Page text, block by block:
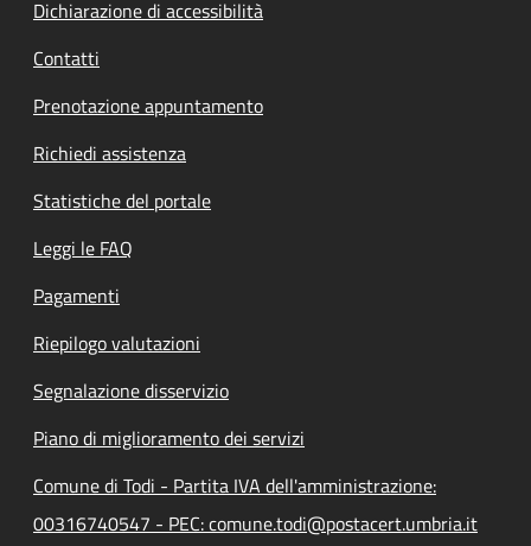
Dichiarazione di accessibilità
Contatti
Prenotazione appuntamento
Richiedi assistenza
Statistiche del portale
Leggi le FAQ
Pagamenti
Riepilogo valutazioni
Segnalazione disservizio
Piano di miglioramento dei servizi
Comune di Todi - Partita IVA dell'amministrazione:
00316740547 - PEC: comune.todi@postacert.umbria.it